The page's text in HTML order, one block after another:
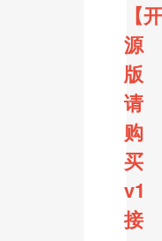
【开
源
版
请
购
买
v1
接